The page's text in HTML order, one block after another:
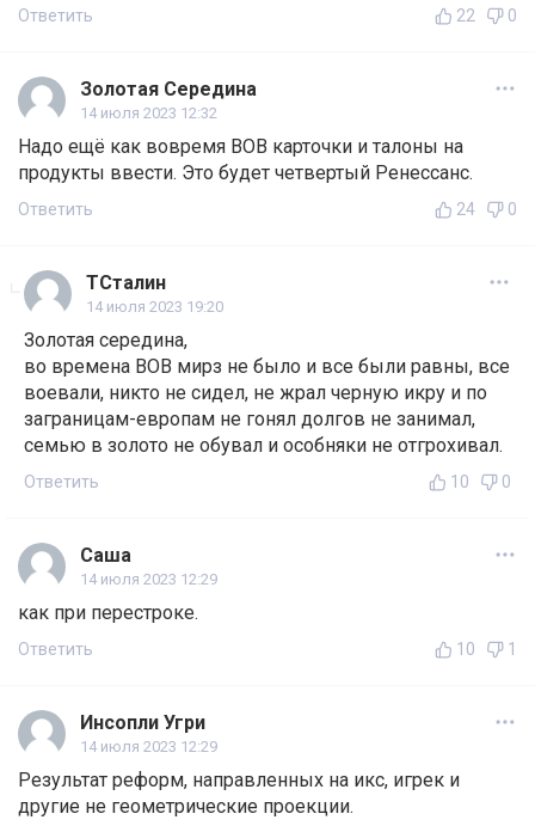
Ответить 22 0
Золотая Середина
14 июля 2023 12:32
Надо ещё как вовремя ВОВ карточки и талоны на
продукты ввести. Это будет четвертый Ренессанс.
Ответить 24 0
ТСталин
14 июля 2023 19:20
Золотая середина,
во времена ВОВ мирз не было и все были равны, все
воевали, никто не сидел, не жрал черную икру и по
заграницам-европам не гонял долгов не занимал,
семью в золото не обувал и особняки не отгрохивал.
Ответить 10 0
Саша
14 июля 2023 12:29
как при перестроке.
Ответить 10 1
Инсопли Угри
14 июля 2023 12:29
Результат реформ, направленных на икс, игрек и
другие не геометрические проекции.